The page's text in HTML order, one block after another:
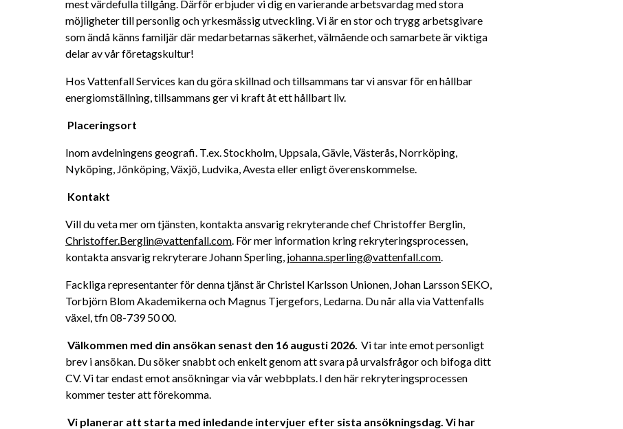
mest värdefulla tillgång. Därför erbjuder vi dig en varierande arbetsvardag med stora
möjligheter till personlig och yrkesmässig utveckling. Vi är en stor och trygg arbetsgivare
som ändå känns familjär där medarbetarnas säkerhet, välmående och samarbete är viktiga
delar av vår företagskultur!
Hos Vattenfall Services kan du göra skillnad och tillsammans tar vi ansvar för en hållbar
energiomställning, tillsammans ger vi kraft åt ett hållbart liv.
Placeringsort
Inom avdelningens geografi. T.ex. Stockholm, Uppsala, Gävle, Västerås, Norrköping,
Nyköping, Jönköping, Växjö, Ludvika, Avesta eller enligt överenskommelse.
Kontakt
Christoffer.Berglin@vattenfall.com. För mer information kring rekryteringsprocessen,
kontakta ansvarig rekryterare Johann Sperling, johanna.sperling@vattenfall.com.
Fackliga representanter för denna tjänst är Christel Karlsson Unionen, Johan Larsson SEKO,
Torbjörn Blom Akademikerna och Magnus Tjergefors, Ledarna. Du når alla via Vattenfalls
växel, tfn 08-739 50 00.
Välkommen med din ansökan senast den 16 augusti 2026. Vi tar inte emot personligt
brev i ansökan. Du söker snabbt och enkelt genom att svara på urvalsfrågor och bifoga ditt
CV.Vi tar endast emot ansökningar via vår webbplats. I den här rekryteringsprocessen
kommer tester att förekomma.
Vi planerar att starta med inledande intervjuer efter sista ansökningsdag. Vi har